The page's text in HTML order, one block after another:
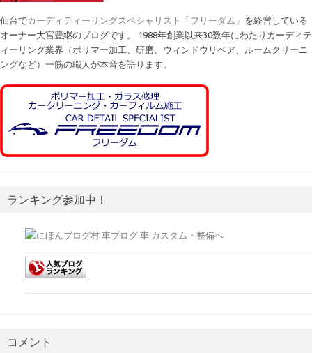
仙台でカーディティーリングスペシャリスト「フリーダム」 を経営している
オーナー大宮豊継のブログです。 1988年創業以来30数年にわたりカーディテ
ィーリング業界（ポリマー加工、研磨、ウィンドウリペア、ルームクリーニ
ングなど）一筋の職人が本音を語ります。
ランキング参加中！
コメント